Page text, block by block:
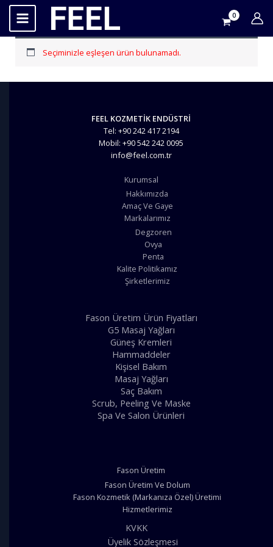
İçeriğe
Seçiminizle eşleşen ürün bulunamadı.
FEEL KOZMETİK ENDÜSTRİ
Tel: +90 242 417 2194
Mobil: +90 542 242 0095
info@feel.com.tr
Kurumsal
Hakkımızda
Amaç Ve Gaye
Markalarımız
Degzoren
Ovya
Penta
Kalite Politikamız
Şirketlerimiz
Fason Üretim Ürün Fiyatları
G5 Masaj Yağları
Güneş Kremleri
Hammaddeler
Kişisel Bakım
Masaj Yağları
Saç Bakım
Scrub, Peeling Ve Maske
Spa Ve Salon Ürünleri
Fason Üretim
Fason Üretim Ve Dolum
Fason Kozmetik (Markanıza Özel) Üretimi
Hizmetlerimiz
KVKK
Üyelik Sözleşmesi